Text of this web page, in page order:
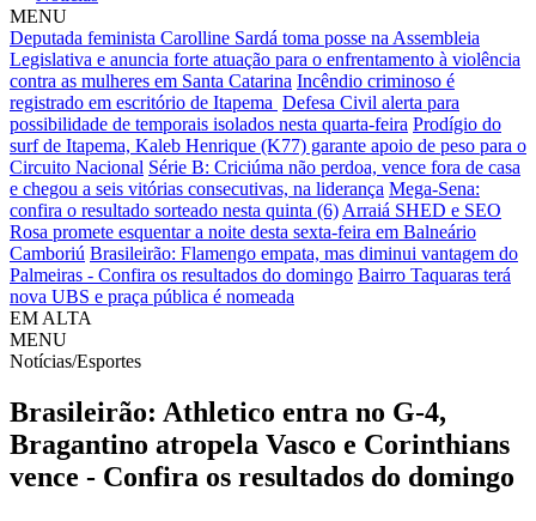
MENU
Deputada feminista Carolline Sardá toma posse na Assembleia
Legislativa e anuncia forte atuação para o enfrentamento à violência
contra as mulheres em Santa Catarina Incêndio criminoso é
registrado em escritório de Itapema Defesa Civil alerta para
possibilidade de temporais isolados nesta quarta-feira Prodígio do
surf de Itapema, Kaleb Henrique (K77) garante apoio de peso para o
Circuito Nacional Série B: Criciúma não perdoa, vence fora de casa
e chegou a seis vitórias consecutivas, na liderança Mega-Sena:
confira o resultado sorteado nesta quinta (6) Arraiá SHED e SEO
Rosa promete esquentar a noite desta sexta-feira em Balneário
Camboriú Brasileirão: Flamengo empata, mas diminui vantagem do
Palmeiras - Confira os resultados do domingo Bairro Taquaras terá
nova UBS e praça pública é nomeada
EM ALTA
MENU
Notícias/Esportes
Brasileirão: Athletico entra no G-4,
Bragantino atropela Vasco e Corinthians
vence - Confira os resultados do domingo